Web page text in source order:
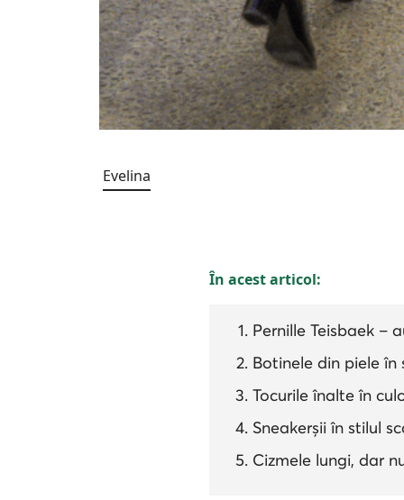
Evelina
În acest articol:
Pernille Teisbaek –
Botinele din piele în
Tocurile înalte în
Sneakerșii în stilul
Cizmele lungi, dar